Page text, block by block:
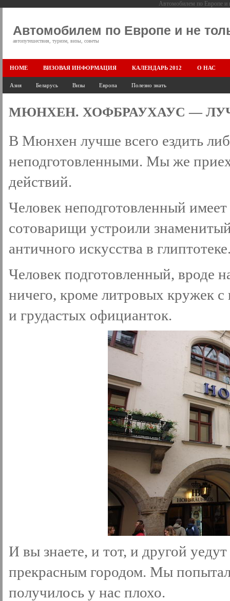
Автомобилем по Европе и
Автомобилем по Европе и не
автопутешествия, туризм, визы, советы
HOME ВИЗОВАЯ ИНФОРМАЦИЯ КАЛЕНДАРЬ 2012 О НАС
Азия Беларусь Визы Европа Полезно знать
МЮНХЕН. ХОФБРАУХАУС —
В Мюнхен лучше всего ездить
неподготовленными. Мы же
действий.
Человек неподготовленный
сотоварищи устроили
античного искусства в
Человек подготовленный, вроде
ничего, кроме литровых кружек
и грудастых официанток.
И вы знаете, и тот, и другой
прекрасным городом. Мы
получилось у нас плохо.